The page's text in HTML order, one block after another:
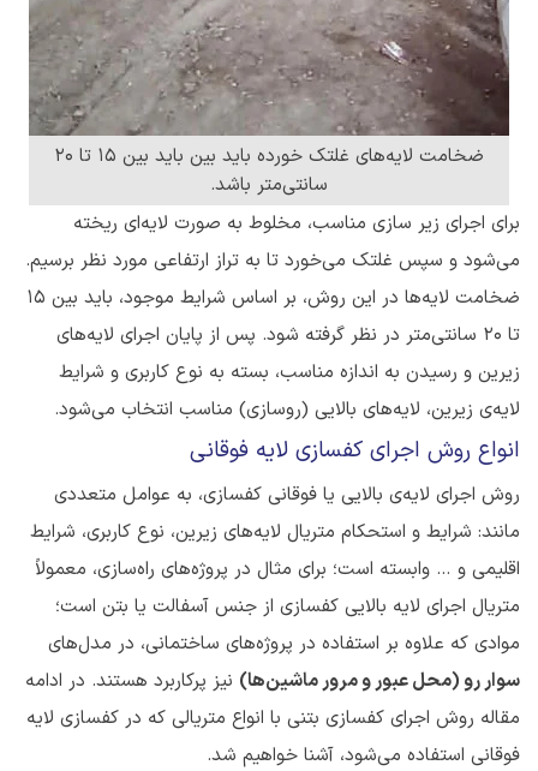
ضخامت لایه‌های غلتک خورده باید بین باید بین 15 تا 20
سانتی‌متر باشد.
برای اجرای زیر سازی مناسب، مخلوط به صورت لایه‌ای ریخته
می‌شود و سپس غلتک می‌خورد تا به تراز ارتفاعی مورد نظر برسیم.
ضخامت لایه‌ها در این روش، بر اساس شرایط موجود، باید بین 15
تا 20 سانتی‌متر در نظر گرفته ‌شود. پس از پایان اجرای لایه‌های
زیرین و رسیدن به اندازه مناسب، بسته به نوع کاربری و شرایط
لایه‌ی زیرین، لایه‌های بالایی (روسازی) مناسب انتخاب می‌شود.
انواع روش اجرای کفسازی لایه فوقانی
روش اجرای لایه‌ی بالایی یا فوقانی کفسازی، به عوامل متعددی
مانند: شرایط و استحکام متریال لایه‌های زیرین، نوع کاربری، شرایط
اقلیمی و … وابسته است؛ برای مثال در پروژه‌های راه‌سازی، معمولاً
متریال اجرای لایه بالایی کفسازی از جنس آسفالت یا بتن است؛
موادی که علاوه بر استفاده در پروژه‌های ساختمانی، در مدل‌های
سوار رو (محل عبور و مرور ماشین‌ها) نیز پرکاربرد هستند. در ادامه
مقاله روش اجرای کفسازی بتنی با انواع متریالی که در کفسازی لایه
فوقانی استفاده می‌شود، آشنا خواهیم شد.